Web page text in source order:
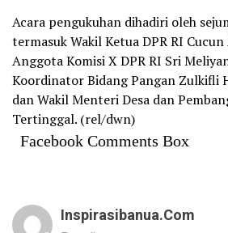
Acara pengukuhan dihadiri oleh
termasuk Wakil Ketua DPR RI
Anggota Komisi X DPR RI Sri
Koordinator Bidang Pangan Zulkifli
dan Wakil Menteri Desa dan
Tertinggal. (rel/dwn)
Facebook Comments Box
Inspirasibanua.com